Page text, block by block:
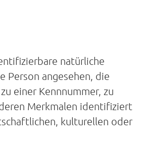
natürliche
Person angesehen, die
einer Kennnummer, zu
Merkmalen identifiziert
kulturellen oder